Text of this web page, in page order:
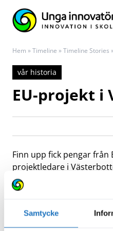
Samtycke
Hem »Timeline »Timeline Stories
vår historia
EU-projekt i
Finn upp fick pengar från
projektledare i
ett år till
Finn upp. Det gav fin
tävlingsbidrag per